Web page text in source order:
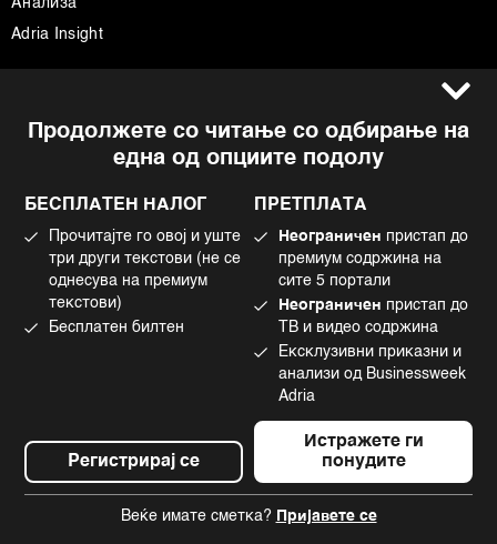
Продолжете со читање со одбирање на
една од опциите подолу
БЕСПЛАТЕН НАЛОГ
Прочитајте го овој и уште
три други текстови (не се
однесува на премиум
текстови)
Бесплатен билтен
Регистрирај се
ПРЕТПЛАТА
Неограничен пристап до
премиум содржина на
сите 5 портали
Неограничен пристап до
ТВ и видео содржина
Ексклузивни приказни и
анализи од Businessweek
Adria
Истражете ги
понудите
Веќе имате сметка? Пријавете се
Adria Insight
Импресум
Политика на приватност
Употреба на вештачка интелигенција
Facebook
Instagram
Tiktok
©2022 - 2026 Bloomberg L.P. All Rights Reserved. BLOOMBERG and the
BLOOMBERG logo are registered trademarks and service marks of
Bloomberg Finance L.P. or its subsidiaries, displayed with permission
Bloomberg Adria is a Mtel Swiss SA Property
News CMS by Cubes